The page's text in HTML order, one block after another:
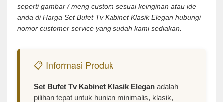
seperti gambar / meng custom sesuai keinginan atau ide
anda di Harga Set Bufet Tv Kabinet Klasik Elegan hubungi
nomor customer service yang sudah kami sediakan.
📋 Informasi Produk
Set Bufet Tv Kabinet Klasik Elegan adalah
pilihan tepat untuk hunian minimalis, klasik,